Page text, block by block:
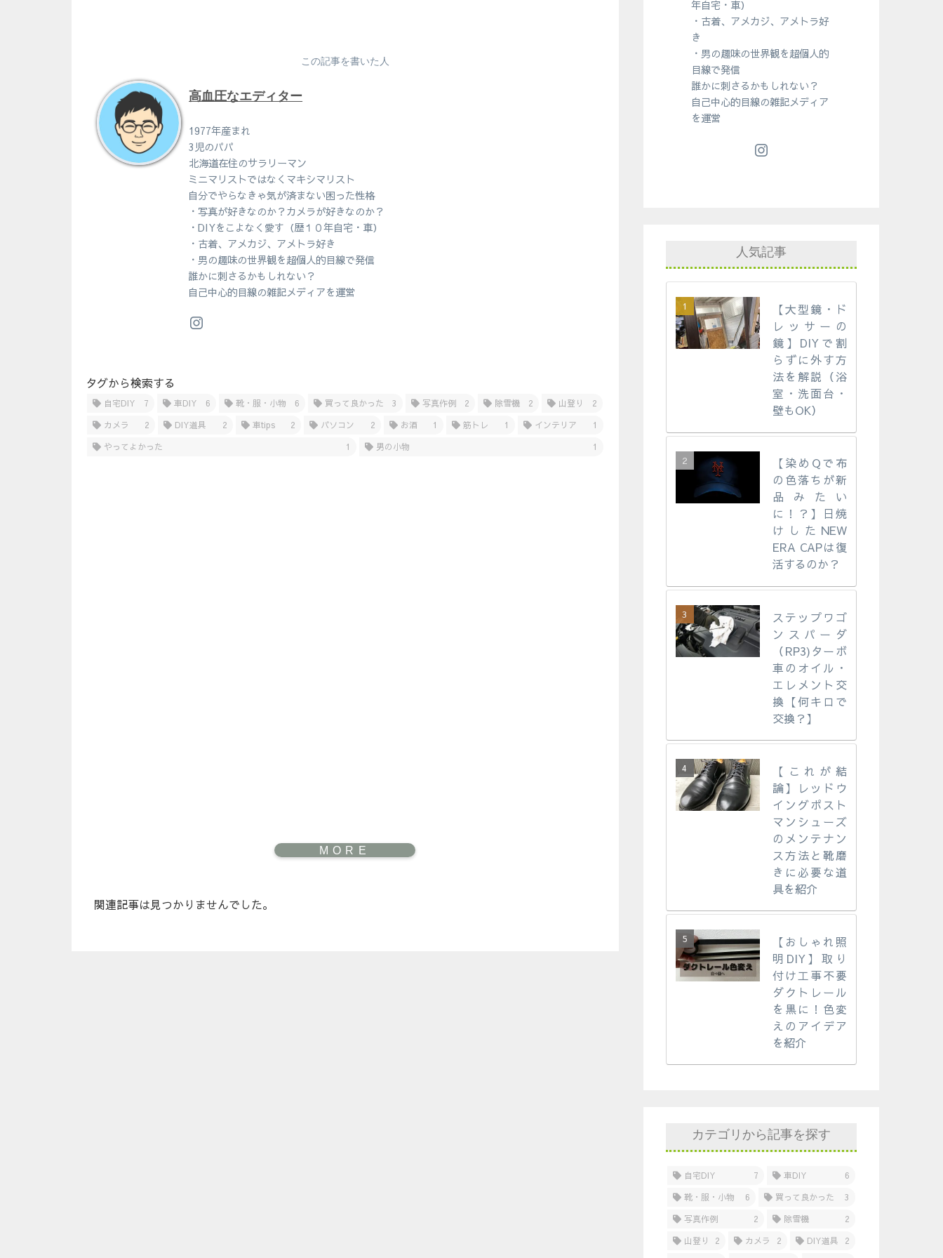
この記事を書いた人
高血圧なエディター
1977年産まれ
3児のパパ
北海道在住のサラリーマン
ミニマリストではなくマキシマリスト
自分でやらなきゃ気が済まない困った性格
・写真が好きなのか？カメラが好きなのか？
・DIYをこよなく愛す（歴１０年自宅・車）
・古着、アメカジ、アメトラ好き
・男の趣味の世界観を超個人的目線で発信
誰かに刺さるかもしれない？
自己中心的目線の雑記メディアを運営
タグから検索する
自宅DIY 7 車DIY 6 靴・服・小物 6 買って良かった 3 写真作例 2 除雪機 2 山登り
2
カメラ
2 DIY道具 2 車tips 2 パソコン 2 お酒 1 筋トレ 1 インテリア
1
やってよかった
1 男の小物 1
関連記事は見つかりませんでした。
年自宅・車）
・古着、アメカジ、アメトラ好
き
・男の趣味の世界観を超個人的
目線で発信
誰かに刺さるかもしれない？
自己中心的目線の雑記メディア
を運営
人気記事
【大型鏡・ド
レッサーの
鏡】DIYで割
らずに外す方
法を解説（浴
室・洗面台・
壁もOK）
【染めQで布
の色落ちが新
品みたい
に！？】日焼
けしたNEW
ERA CAPは復
活するのか？
ステップワゴ
ンスパーダ
（RP3)ターボ
車のオイル・
エレメント交
換【何キロで
交換？】
【これが結
論】レッドウ
イングポスト
マンシューズ
のメンテナン
ス方法と靴磨
きに必要な道
具を紹介
【おしゃれ照
明DIY】取り
付け工事不要
ダクトレール
を黒に！色変
えのアイデア
を紹介
カテゴリから記事を探す
自宅DIY 7 車DIY
6
靴・服・小物
6 買って良かった
3
写真作例
2 除雪機
2
山登り
2 カメラ 2 DIY道具
2